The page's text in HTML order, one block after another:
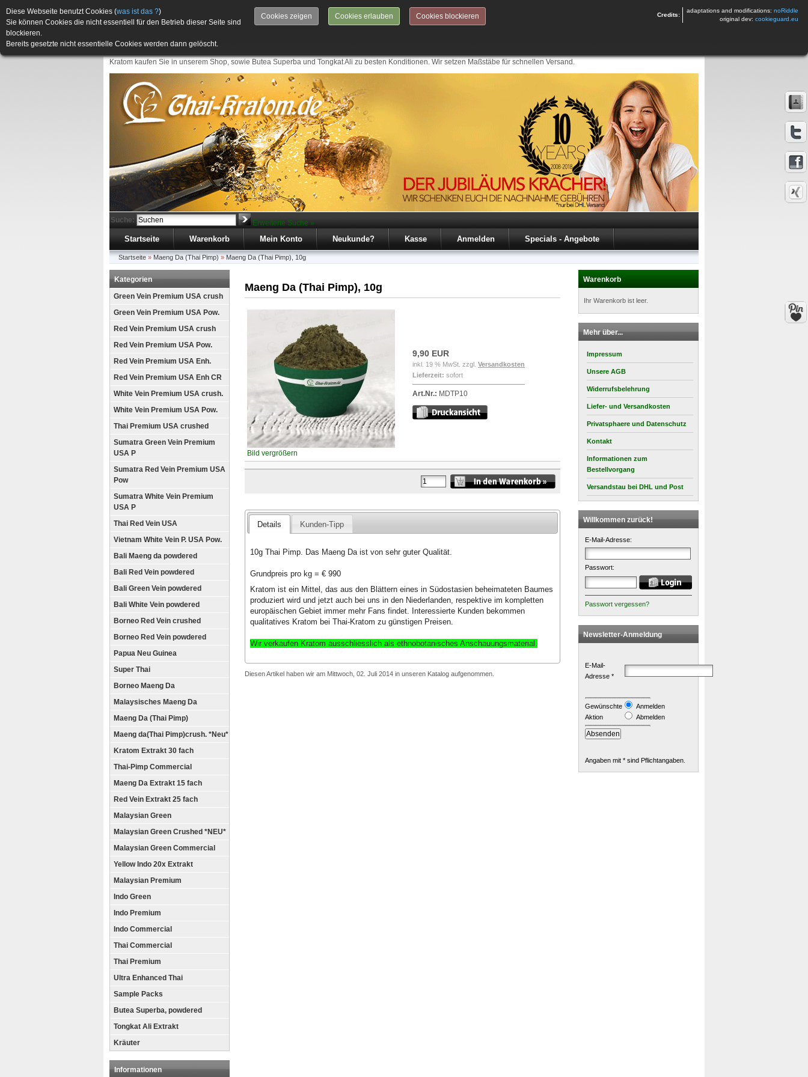
Credits:
adaptations and modifications: noRiddle
original dev: cookieguard.eu
Diese Webseite benutzt Cookies (was ist das ?)
Sie können Cookies die nicht essentiell für den Betrieb dieser Seite sind
blockieren.
Bereits gesetzte nicht essentielle Cookies werden dann gelöscht.
Cookies zeigen Cookies erlauben Cookies blockieren
Kratom kaufen Sie in unserem Shop, sowie Butea Superba und Tongkat Ali zu besten Konditionen. Wir setzen Maßstäbe für schnellen Versand.
Suche: Erweiterte Suche »
Startseite Warenkorb Mein Konto Neukunde? Kasse Anmelden Specials - Angebote
Startseite » Maeng Da (Thai Pimp) » Maeng Da (Thai Pimp), 10g
Kategorien
Green Vein Premium USA crush
Green Vein Premium USA Pow.
Red Vein Premium USA crush
Red Vein Premium USA Pow.
Red Vein Premium USA Enh.
Red Vein Premium USA Enh CR
White Vein Premium USA crush.
White Vein Premium USA Pow.
Thai Premium USA crushed
Sumatra Green Vein Premium
USA P
Sumatra Red Vein Premium USA
Pow
Sumatra White Vein Premium
USA P
Thai Red Vein USA
Vietnam White Vein P. USA Pow.
Bali Maeng da powdered
Bali Red Vein powdered
Bali Green Vein powdered
Bali White Vein powdered
Borneo Red Vein crushed
Borneo Red Vein powdered
Papua Neu Guinea
Super Thai
Borneo Maeng Da
Malaysisches Maeng Da
Maeng Da (Thai Pimp)
Maeng da(Thai Pimp)crush. *Neu*
Kratom Extrakt 30 fach
Thai-Pimp Commercial
Maeng Da Extrakt 15 fach
Red Vein Extrakt 25 fach
Malaysian Green
Malaysian Green Crushed *NEU*
Malaysian Green Commercial
Yellow Indo 20x Extrakt
Malaysian Premium
Indo Green
Indo Premium
Indo Commercial
Thai Commercial
Thai Premium
Ultra Enhanced Thai
Sample Packs
Butea Superba, powdered
Tongkat Ali Extrakt
Kräuter
Informationen
Maeng Da (Thai Pimp), 10g
Bild vergrößern
9,90 EUR
inkl. 19 % MwSt. zzgl. Versandkosten
Lieferzeit: sofort
Art.Nr.: MDTP10
Details Kunden-Tipp
10g Thai Pimp. Das Maeng Da ist von sehr guter Qualität.
Grundpreis pro kg = € 990
Kratom ist ein Mittel, das aus den Blättern eines in Südostasien beheimateten Baumes
produziert wird und jetzt auch bei uns in den Niederlanden, respektive im kompletten
europäischen Gebiet immer mehr Fans findet. Interessierte Kunden bekommen
qualitatives Kratom bei Thai-Kratom zu günstigen Preisen.
Wir verkaufen Kratom ausschliesslich als ethnobotanisches Anschauungsmaterial
Diesen Artikel haben wir am Mittwoch, 02. Juli 2014 in unseren Katalog aufgenommen.
Warenkorb
Ihr Warenkorb ist leer.
Mehr über...
Impressum
Unsere AGB
Widerrufsbelehrung
Liefer- und Versandkosten
Privatsphaere und Datenschutz
Kontakt
Informationen zum
Bestellvorgang
Versandstau bei DHL und Post
Willkommen zurück!
E-Mail-Adresse:
Passwort:
Passwort vergessen?
Newsletter-Anmeldung
E-Mail-
Adresse *
Gewünschte
Aktion
Anmelden
Abmelden
Angaben mit * sind Pflichtangaben.